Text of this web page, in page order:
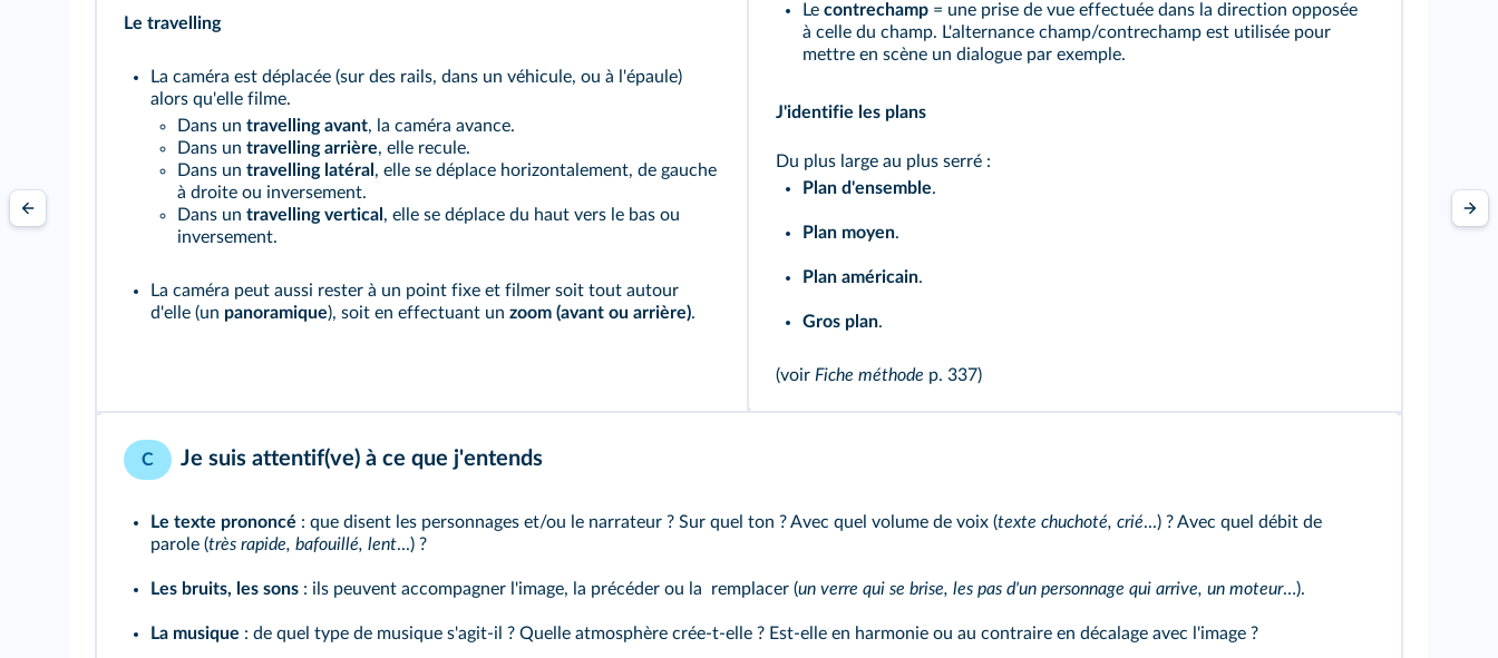
Le travelling
La caméra est déplacée (sur des rails, dans un véhicule, ou à l'épaule)
alors qu'elle filme.
Dans un travelling avant, la caméra avance.
Dans un travelling arrière, elle recule.
Dans un travelling latéral , elle se déplace horizontalement, de gauche
à droite ou inversement.
Dans un travelling vertical , elle se déplace du haut vers le bas ou
inversement.
La caméra peut aussi rester à un point fixe et filmer soit tout autour
d'elle (un panoramique), soit en effectuant un zoom (avant ou arrière).
Le contrechamp = une prise de vue effectuée dans la direction opposée
à celle du champ. L'alternance champ/contrechamp est utilisée pour
mettre en scène un dialogue par exemple.
J'identifie les plans
Du plus large au plus serré :
Plan d'ensemble.
Plan moyen.
Plan américain.
Gros plan.
(voir Fiche méthode p. 337)
C Je suis attentif(ve) à ce que j'entends
Le texte prononcé : que disent les personnages et/ou le narrateur ? Sur quel ton ? Avec quel volume de voix (texte chuchoté, crié...) ? Avec quel débit de
parole (très rapide, bafouillé, lent...) ?
Les bruits, les sons : ils peuvent accompagner l'image, la précéder ou la remplacer (un verre qui se brise, les pas d'un personnage qui arrive, un moteur…).
La musique : de quel type de musique s'agit-il ? Quelle atmosphère crée-t-elle ? Est-elle en harmonie ou au contraire en décalage avec l'image ?